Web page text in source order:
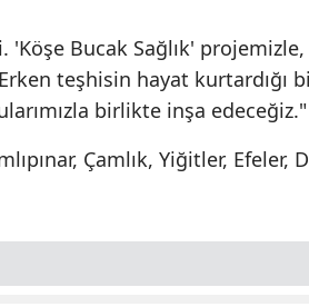
'Köşe Bucak Sağlık'
teşhisin hayat kurtardığı
birlikte inşa edeceğiz."
Çamlık, Yiğitler, Efeler,